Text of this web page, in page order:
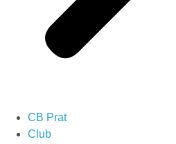
CB Prat
Club